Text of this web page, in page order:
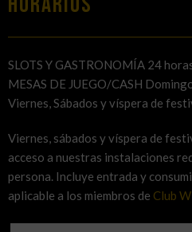
SLOTS Y GASTRONOMÍA 24
MESAS DE JUEGO/CASH
Viernes, Sábados y víspera de
Viernes, sábados y víspera de
acceso a nuestras instalaciones
persona. Incluye entrada y
aplicable a los miembros de Club